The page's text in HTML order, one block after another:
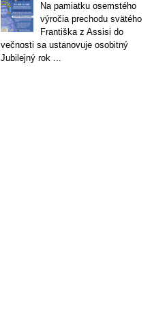
Na pamiatku osemstého
výročia prechodu svätého
Františka z Assisi do
večnosti sa ustanovuje osobitný
Jubilejný rok ...